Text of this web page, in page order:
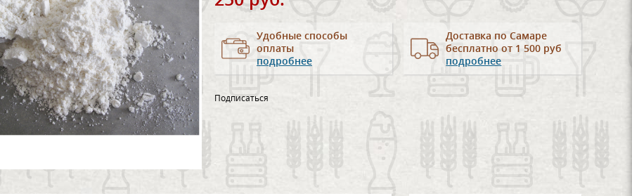
Удобные способы
оплаты
подробнее
Доставка по Самаре
бесплатно от 1 500 руб
подробнее
Подписаться